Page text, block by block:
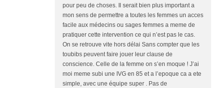
pour peu de choses. Il serait bien plus important a
mon sens de permettre a toutes les femmes un acces
facile aux médecins ou sages femmes a meme de
pratiquer cette intervention ce qui n’est pas le cas.
On se retrouve vite hors délai Sans compter que les
toubibs peuvent faire jouer leur clause de
conscience. Celle de la femme on s’en moque ! J’ai
moi meme subi une IVG en 85 et a l’epoque ca a ete
simple, avec une équipe super . Pas de